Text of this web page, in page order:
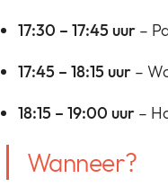
17:30 – 17:45 uur –
17:45 – 18:15 uur –
18:15 – 19:00 uur –
Wanneer?